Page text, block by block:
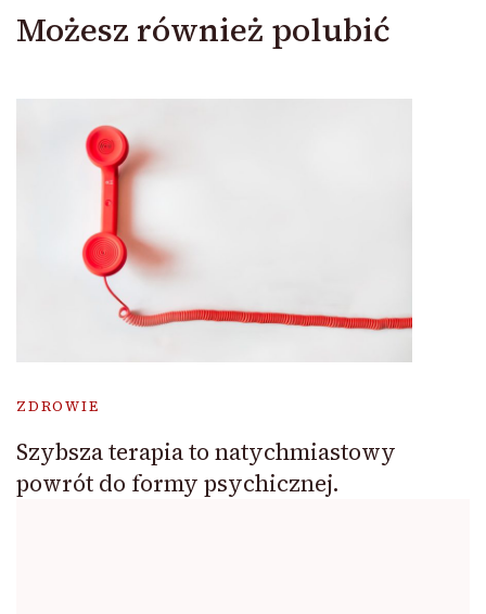
Możesz również polubić
ZDROWIE
Szybsza terapia to natychmiastowy
powrót do formy psychicznej.